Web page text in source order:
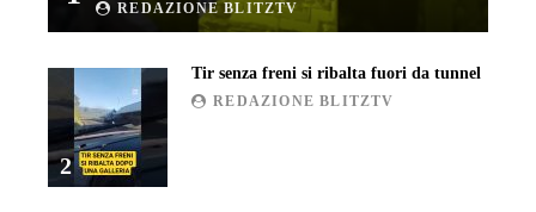
Ucraina, ecco come gli F16 intercettano i droni
Tir bloccato sul passaggio a livello: treno lo
distrugge
REDAZIONE BLITZTV
2
Tir senza freni si ribalta fuori da tunnel
REDAZIONE BLITZTV